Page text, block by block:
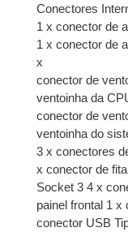
Conectores
1 x conector de
1 x conector de
x
conector de
ventoinha da
conector de
ventoinha do
3 x conectores
x conector de
Socket 3 4 x
painel frontal 1 x
conector USB